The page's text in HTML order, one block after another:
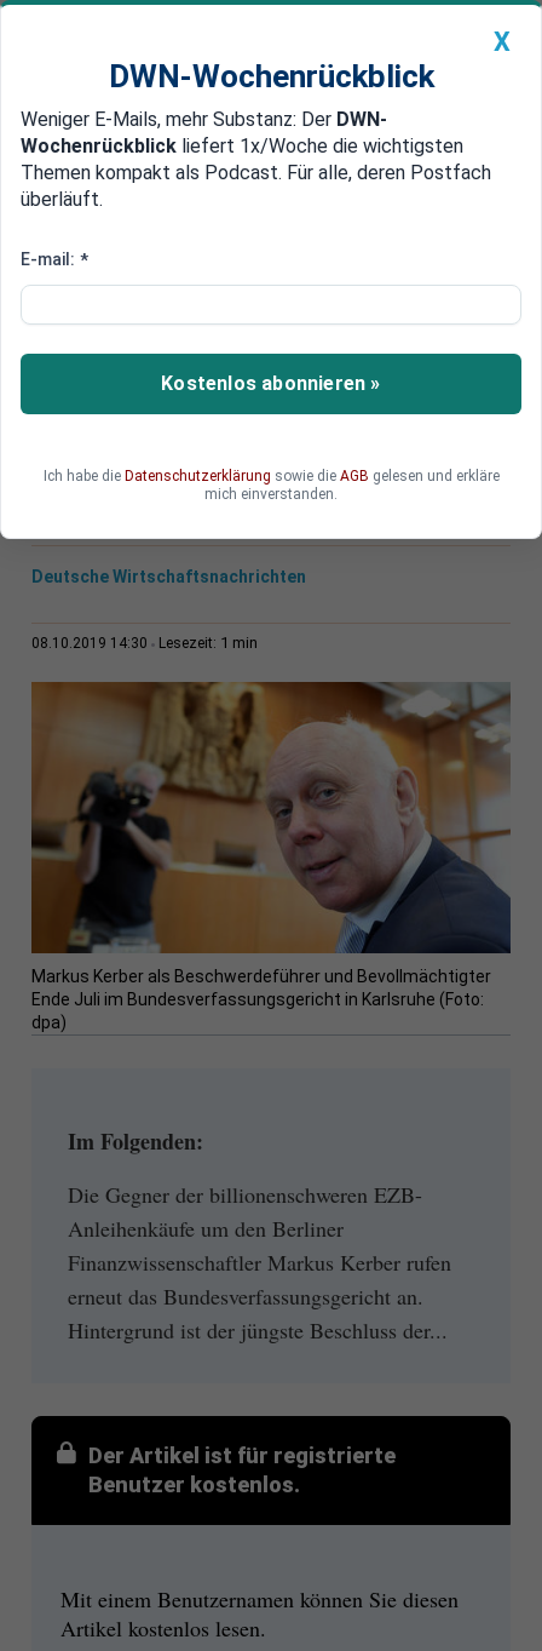
Newsticker MEIN DWN: Geldanlage Premium
Edelmetalle DWN-Magazin China
Gegner der EZB-Anleihenkäufe
Die Gegner der Anleihenkäufe durch die EZB
rufen erneut das Bundesverfassungsgericht in
Karlsruhe an, da die Zentralbank die Käufe ohne
hat.
Deutsche Wirtschaftsnachrichten
08.10.2019 14:30 Lesezeit: 1 min
Markus Kerber als Beschwerdeführer und Bevollmächtigter
Ende Juli im Bundesverfassungsgericht in Karlsruhe (Foto:
dpa)
Im Folgenden:
Die Gegner der billionenschweren EZB-
Anleihenkäufe um den Berliner
Finanzwissenschaftler Markus Kerber rufen
erneut das Bundesverfassungsgericht an.
Hintergrund ist der jüngste Beschluss der...
Der Artikel ist für registrierte
Benutzer kostenlos.
Mit einem Benutzernamen können Sie diesen
Artikel kostenlos lesen.
X
DWN-Wochenrückblick
Weniger E-Mails, mehr Substanz: Der DWN-
Wochenrückblick liefert 1x/Woche die wichtigsten
Themen kompakt als Podcast. Für alle, deren Postfach
überläuft.
E-mail: *
Kostenlos abonnieren »
Ich habe die Datenschutzerklärung sowie die AGB gelesen und erkläre
mich einverstanden.